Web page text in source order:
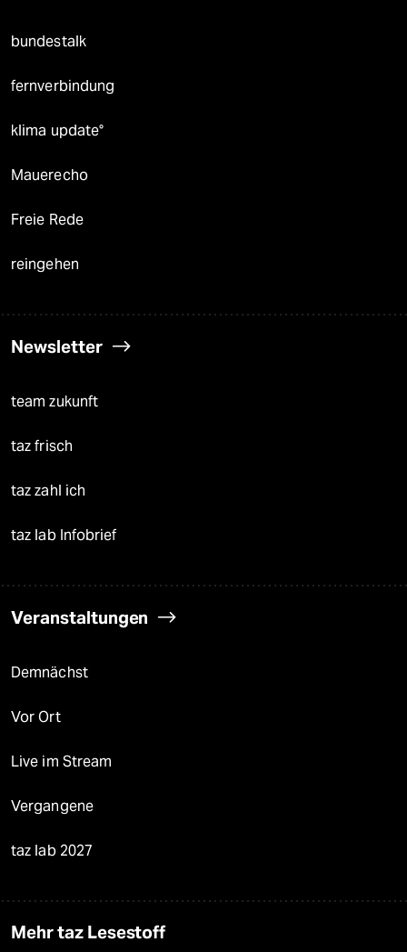
bundestalk
fernverbindung
klima update°
Mauerecho
Freie Rede
reingehen
Newsletter
team zukunft
taz frisch
taz zahl ich
taz lab Infobrief
Veranstaltungen
Demnächst
Vor Ort
Live im Stream
Vergangene
taz lab 2027
Mehr taz Lesestoff